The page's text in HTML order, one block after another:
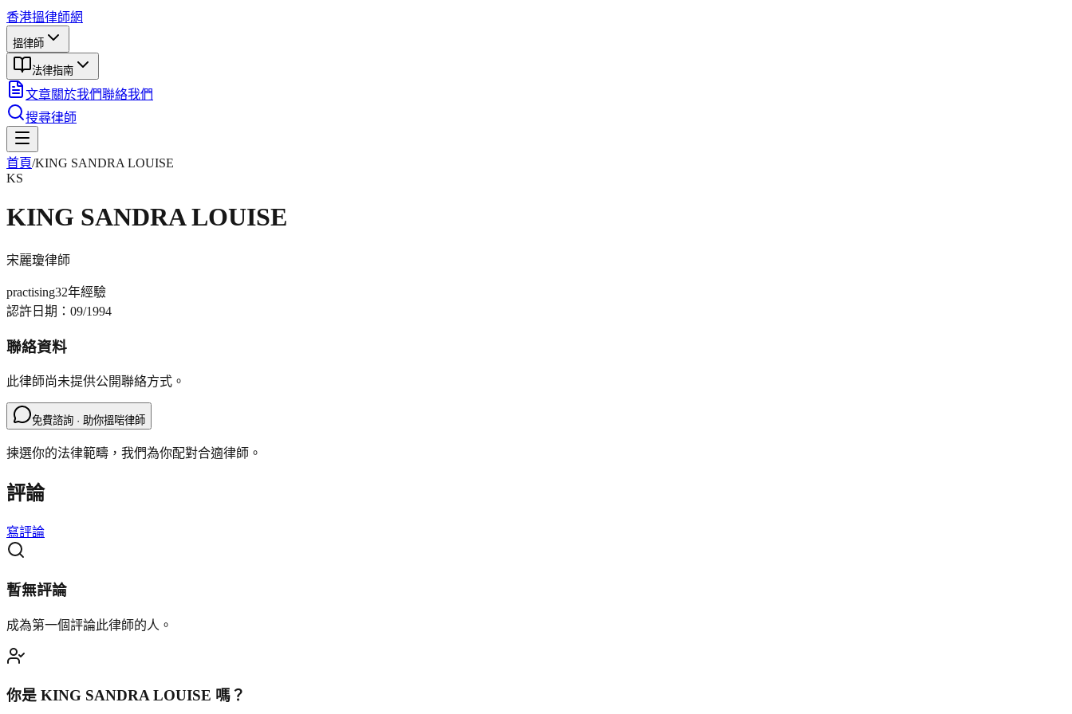
香港搵律師網
搵律師
法律指南
文章關於我們聯絡我們
搜尋律師
首頁/KING SANDRA LOUISE
KS
KING SANDRA LOUISE
宋麗瓊律師
practising32年經驗
認許日期： 09/1994
聯絡資料
此律師尚未提供公開聯絡方式。
免費諮詢 · 助你搵啱律師
揀選你的法律範疇，我們為你配對合適律師。
評論
寫評論
暫無評論
成為第一個評論此律師的人。
你是 KING SANDRA LOUISE 嗎？